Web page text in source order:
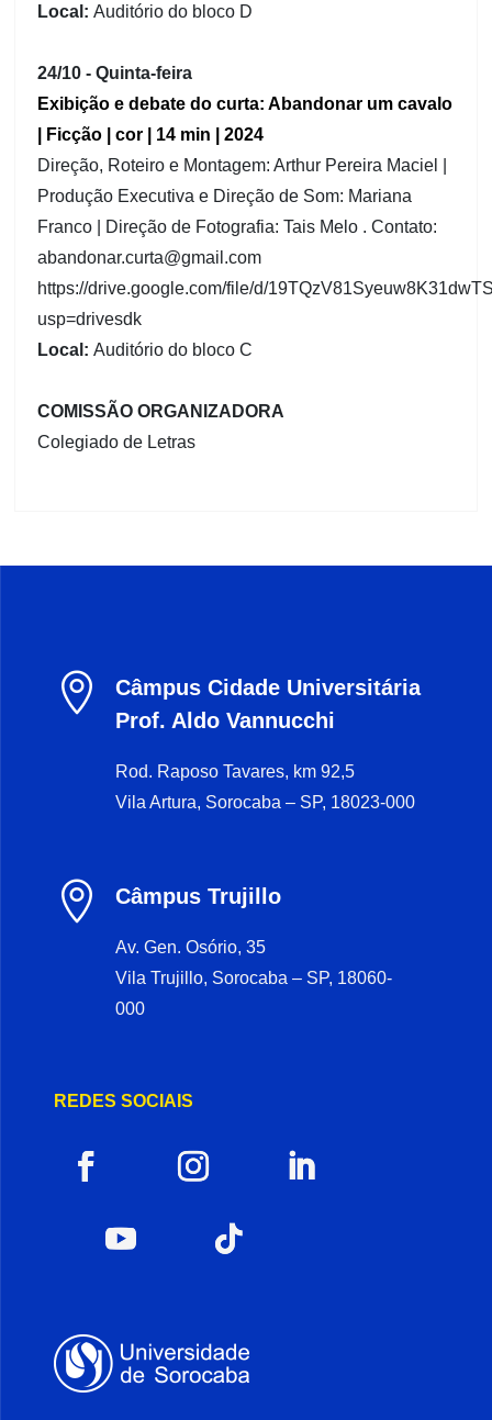
Local:Auditório do bloco D
24/10 - Quinta-feira
Exibição e debate do curta: Abandonar um cavalo
| Ficção | cor | 14 min | 2024
Direção, Roteiro e Montagem: Arthur Pereira Maciel |
Produção Executiva e Direção de Som: Mariana
Franco | Direção de Fotografia: Tais Melo . Contato:
abandonar.curta@gmail.com
https://drive.google.com/file/d/
usp=drivesdk
Local:Auditório do bloco C
COMISSÃO ORGANIZADORA
Colegiado de Letras

Câmpus Cidade Universitária
Prof. Aldo Vannucchi
Rod. Raposo Tavares, km 92,5
Vila Artura, Sorocaba – SP, 18023-000
 Câmpus Trujillo
Av. Gen. Osório, 35
Vila Trujillo, Sorocaba – SP, 18060-
000
REDES SOCIAIS